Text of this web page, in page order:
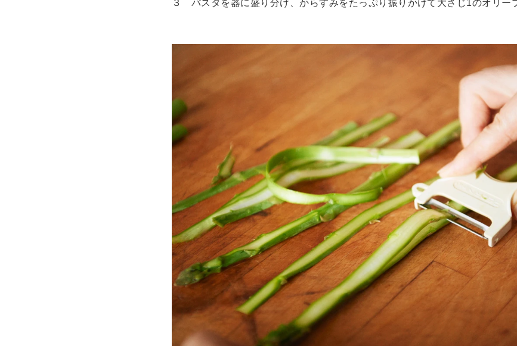
３ パスタを器に盛り分け、からすみをたっぷり振りかけて大さじ1のオリー